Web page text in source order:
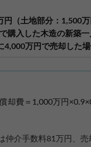
円（土地部分：1,500万
購入した木造の新築
4,000万円で売却した
却費＝1,000万円
仲介手数料81万円、売